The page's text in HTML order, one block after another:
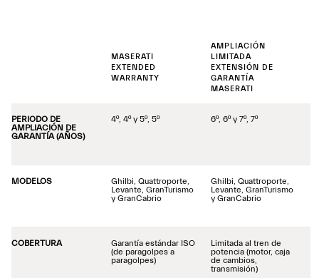
MASERATI
EXTENDED
WARRANTY
AMPLIACIÓN
LIMITADA
EXTENSIÓN DE
GARANTÍA
MASERATI
PERIODO DE
AMPLIACIÓN DE
GARANTÍA (AÑOS)
4º, 4º y 5º, 5º 6º, 6º y 7º, 7º
MODELOS
Ghilbi, Quattroporte,
Levante, GranTurismo
y GranCabrio
Ghilbi, Quattroporte,
Levante, GranTurismo
y GranCabrio
COBERTURA
Garantía estándar ISO
(de paragolpes a
paragolpes)
Limitada al tren de
potencia (motor, caja
de cambios,
transmisión)